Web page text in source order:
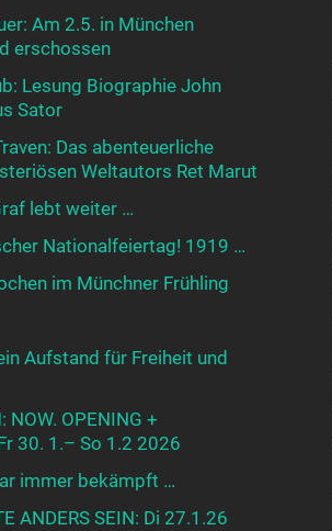
Am 2.5. in München
erschossen
Lesung Biographie John
Sator
Das abenteuerliche
Weltautors Ret Marut
lebt weiter …
Nationalfeiertag! 1919 …
im Münchner Frühling
Aufstand für Freiheit und
NOW. OPENING +
30. 1.– So 1.2 2026
immer bekämpft …
ANDERS SEIN: Di 27.1.26